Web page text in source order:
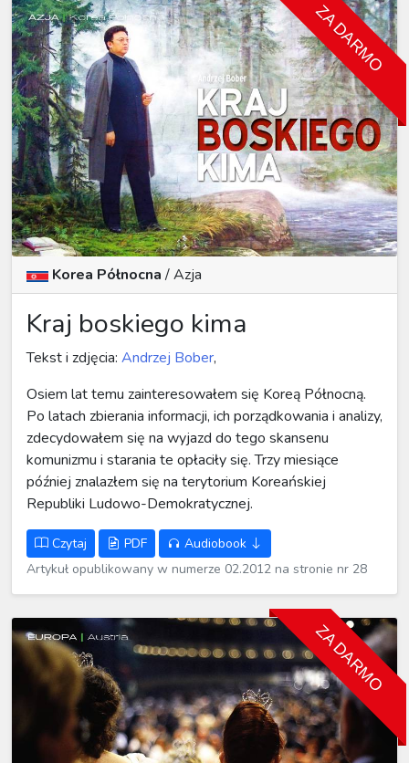
ZA DARMO
Korea Północna/Azja
Kraj boskiego kima
Tekst i zdjęcia: Andrzej Bober,
Osiem lat temu zainteresowałem się Koreą Północną.
Po latach zbierania informacji, ich porządkowania i analizy,
zdecydowałem się na wyjazd do tego skansenu
komunizmu i starania te opłaciły się. Trzy miesiące
później znalazłem się na terytorium Koreańskiej
Republiki Ludowo-Demokratycznej.
Czytaj PDF
Audiobook
Artykuł opublikowany w numerze 02.2012 na stronie nr 28
ZA DARMO